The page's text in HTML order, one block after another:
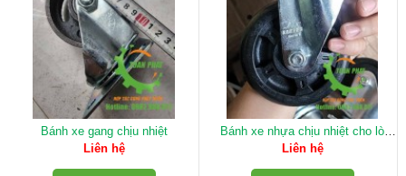
Bánh xe gang chịu nhiệt
Liên hệ
Bánh xe nhựa chịu nhiệt cho lò
nướng bánh mì
Liên hệ